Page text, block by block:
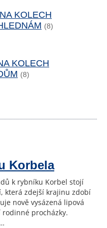
KOLECH
(8)
KOLECH
(8)
Korbela
k rybníku Korbel stojí
která zdejší krajinu zdobí
nově vysázená lipová
procházky.